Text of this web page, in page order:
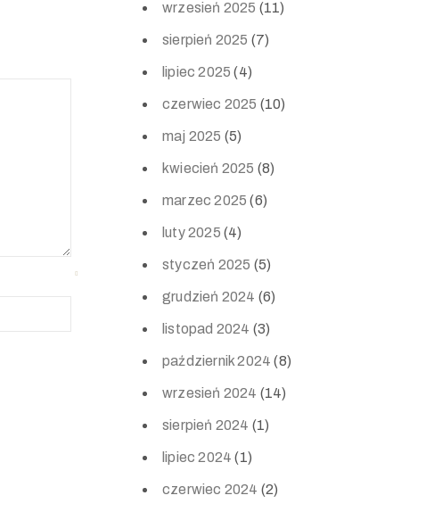
wrzesień 2025 (11)
sierpień 2025 (7)
lipiec 2025 (4)
czerwiec 2025 (10)
maj 2025 (5)
kwiecień 2025 (8)
marzec 2025 (6)
luty 2025 (4)
styczeń 2025 (5)
grudzień 2024 (6)
listopad 2024 (3)
październik 2024 (8)
wrzesień 2024 (14)
sierpień 2024 (1)
lipiec 2024 (1)
czerwiec 2024 (2)